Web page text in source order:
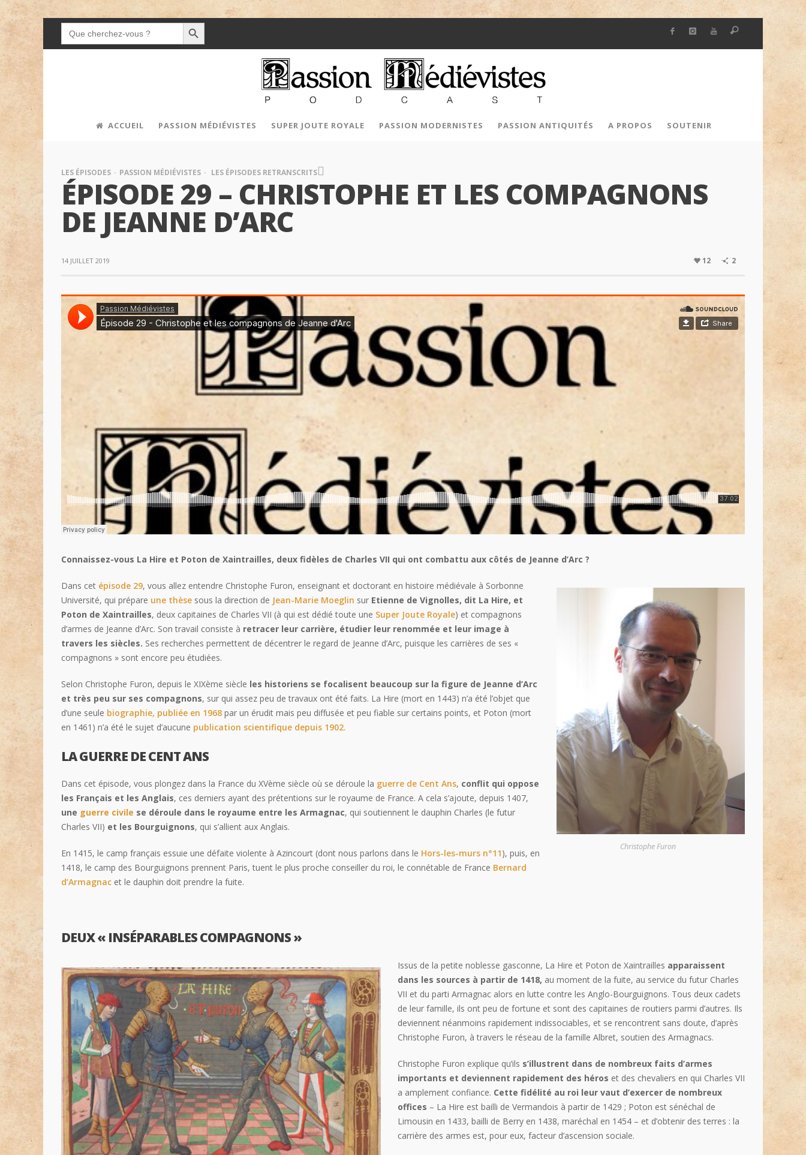
SEARCH
FOR:
SEARCH BUTTON
ACCUEIL PASSION MÉDIÉVISTES SUPER JOUTE ROYALE PASSION MODERNISTES PASSION ANTIQUITÉS A PROPOS SOUTENIR
LES ÉPISODES PASSION MÉDIÉVISTES LES ÉPISODES RETRANSCRITS
ÉPISODE 29 – CHRISTOPHE ET LES COMPAGNONS
DE JEANNE D’ARC
14 JUILLET 2019 12 2
Connaissez-vous La Hire et Poton de Xaintrailles, deux fidèles de Charles VII qui ont combattu aux côtés de Jeanne d’Arc ?
Christophe Furon
Dans cet épisode 29, vous allez entendre Christophe Furon, enseignant et doctorant en histoire médiévale à Sorbonne
Université, qui prépare une thèse sous la direction de Jean-Marie Moeglin sur Etienne de Vignolles, dit La Hire, et
Poton de Xaintrailles, deux capitaines de Charles VII (à qui est dédié toute une Super Joute Royale) et compagnons
d’armes de Jeanne d’Arc. Son travail consiste à retracer leur carrière, étudier leur renommée et leur image à
travers les siècles. Ses recherches permettent de décentrer le regard de Jeanne d’Arc, puisque les carrières de ses «
compagnons » sont encore peu étudiées.
Selon Christophe Furon, depuis le XIXème siècle les historiens se focalisent beaucoup sur la figure de Jeanne d’Arc
et très peu sur ses compagnons, sur qui assez peu de travaux ont été faits. La Hire (mort en 1443) n’a été l’objet que
d’une seule biographie, publiée en 1968 par un érudit mais peu diffusée et peu fiable sur certains points, et Poton (mort
en 1461) n’a été le sujet d’aucune publication scientifique depuis 1902.
LA GUERRE DE CENT ANS
Dans cet épisode, vous plongez dans la France du XVème siècle où se déroule la guerre de Cent Ans, conflit qui oppose
les Français et les Anglais, ces derniers ayant des prétentions sur le royaume de France. A cela s’ajoute, depuis 1407,
une guerre civile se déroule dans le royaume entre les Armagnac, qui soutiennent le dauphin Charles (le futur
Charles VII) et les Bourguignons, qui s’allient aux Anglais.
En 1415, le camp français essuie une défaite violente à Azincourt (dont nous parlons dans le Hors-les-murs n°11), puis, en
1418, le camp des Bourguignons prennent Paris, tuent le plus proche conseiller du roi, le connétable de France Bernard
d’Armagnac et le dauphin doit prendre la fuite.
DEUX « INSÉPARABLES COMPAGNONS »
Issus de la petite noblesse gasconne, La Hire et Poton de Xaintrailles apparaissent
dans les sources à partir de 1418, au moment de la fuite, au service du futur Charles
VII et du parti Armagnac alors en lutte contre les Anglo-Bourguignons. Tous deux cadets
de leur famille, ils ont peu de fortune et sont des capitaines de routiers parmi d’autres. Ils
deviennent néanmoins rapidement indissociables, et se rencontrent sans doute, d’après
Christophe Furon, à travers le réseau de la famille Albret, soutien des Armagnacs.
Christophe Furon explique qu’ils s’illustrent dans de nombreux faits d’armes
importants et deviennent rapidement des héros et des chevaliers en qui Charles VII
a amplement confiance. Cette fidélité au roi leur vaut d’exercer de nombreux
offices – La Hire est bailli de Vermandois à partir de 1429 ; Poton est sénéchal de
Limousin en 1433, bailli de Berry en 1438, maréchal en 1454 – et d’obtenir des terres : la
carrière des armes est, pour eux, facteur d’ascension sociale.